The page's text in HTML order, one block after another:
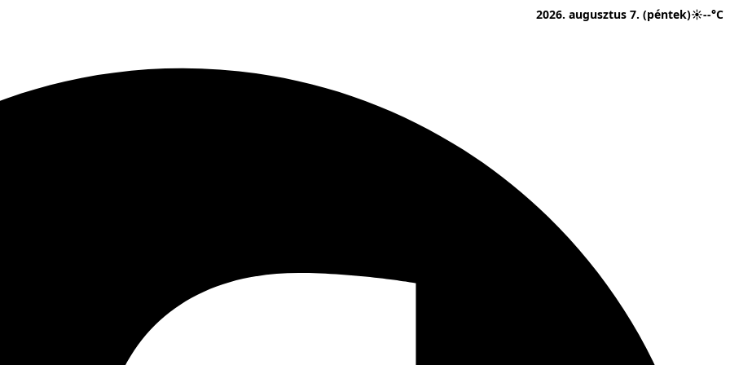
2026. augusztus 7. (péntek)☀--°C